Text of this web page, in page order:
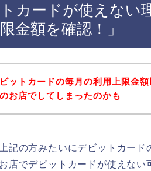
カードが使えない
金額を確認！」
ットカードの毎月の利用上限金
お店でしてしまったのかも
記の方みたいにデビットカード
店でデビットカードが使えない